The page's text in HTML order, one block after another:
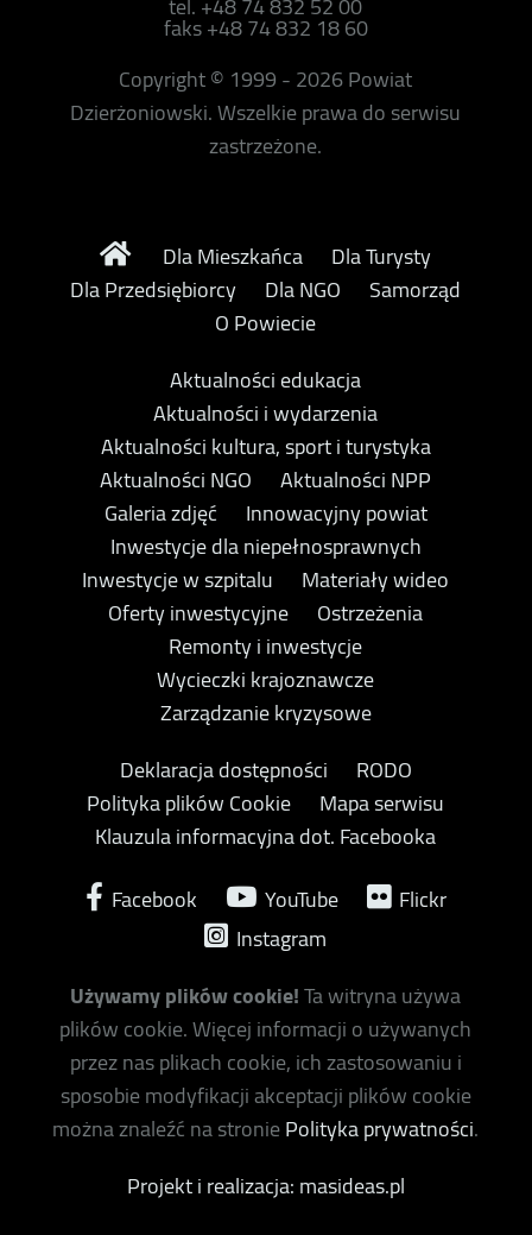
faks +48 74 832 18 60
Copyright © 1999 - 2026 Powiat
Dzierżoniowski. Wszelkie prawa do serwisu
zastrzeżone.
Dla Mieszkańca
Dla Turysty
Dla Przedsiębiorcy
Dla NGO
Samorząd
O Powiecie
Aktualności edukacja
Aktualności i wydarzenia
Aktualności kultura, sport i turystyka
Aktualności NGO
Aktualności NPP
Galeria zdjęć
Innowacyjny powiat
Inwestycje dla niepełnosprawnych
Inwestycje w szpitalu
Materiały wideo
Oferty inwestycyjne
Ostrzeżenia
Remonty i inwestycje
Wycieczki krajoznawcze
Zarządzanie kryzysowe
Deklaracja dostępności
RODO
Polityka plików Cookie
Mapa serwisu
Klauzula informacyjna dot. Facebooka
Facebook
YouTube
Flickr
Instagram
Używamy plików cookie!Ta witryna używa
plików cookie. Więcej informacji o używanych
przez nas plikach cookie, ich zastosowaniu i
sposobie modyfikacji akceptacji plików cookie
można znaleźć na stroniePolityka prywatności.
Projekt i realizacja: masideas.pl